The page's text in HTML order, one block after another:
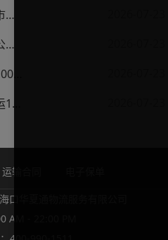
澄迈车主看过来！跨省市托运私家车，这些账得算明白
从万宁托运车出岛一千公里，这笔钱该怎么花才不踩坑
儋州车主须知：跨省托运1000公里费用怎么算？
运输合同
华夏通物流服务有限公司
AM - 22:00 PM